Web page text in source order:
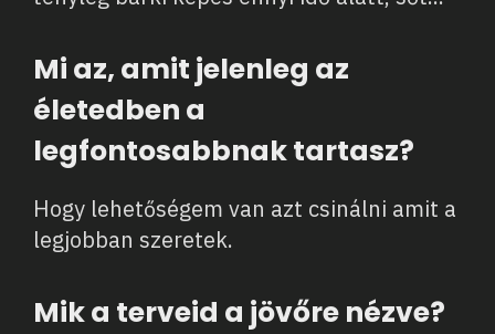
Mi az, amit jelenleg az
életedben a
legfontosabbnak tartasz?
Hogy lehetőségem van azt csinálni amit a
legjobban szeretek.
Mik a terveid a jövőre nézve?